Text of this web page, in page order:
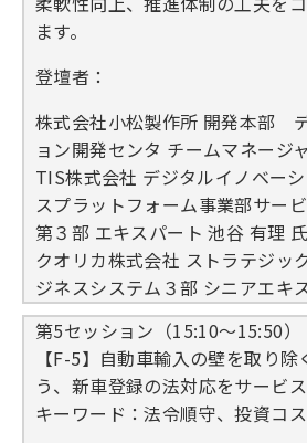
ます。
登壇者：
株式会社小松製作所 開発本部
ョン開発センタ チームマネー
TIS株式会社 デジタルイノベー
スプラットフォーム事業部サー
第３部 エキスパート 池谷 有理 氏
クオリカ株式会社 ストラテジッ
ジネスシステム３部 シニアエ
第5セッション（15:10～15:50）
【F-5】自動車輸入の壁を取り
う、新車登録の法対応をサービ
キーワード：法令順守、投資コ